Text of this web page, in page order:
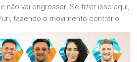
não vai engrossar. Se fizer isso aqui,
fazendo o movimento contrário.